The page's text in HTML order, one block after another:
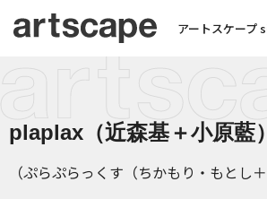
アートスケープ
plaplax（近森基＋小原藍）
（ぷらぷらっくす（ちかもり・もとし